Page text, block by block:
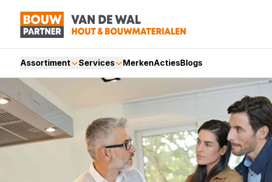
Assortiment Services MerkenActiesBlogs